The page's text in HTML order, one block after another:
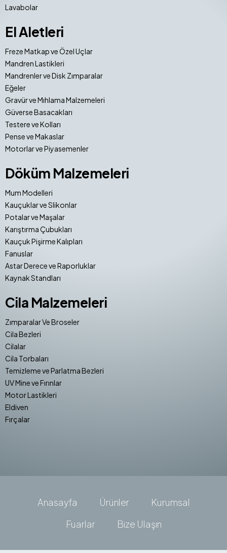
Lavabolar
El Aletleri
Freze Matkap ve Özel Uçlar
Mandren Lastikleri
Mandrenler ve Disk Zımparalar
Eğeler
Gravür ve Mıhlama Malzemeleri
Güverse Basacakları
Testere ve Kolları
Pense ve Makaslar
Motorlar ve Piyasemenler
Döküm Malzemeleri
Mum Modelleri
Kauçuklar ve Slikonlar
Potalar ve Maşalar
Karıştırma Çubukları
Kauçuk Pişirme Kalıpları
Fanuslar
Astar Derece ve Raporluklar
Kaynak Standları
Cila Malzemeleri
Zımparalar Ve Broseler
Cila Bezleri
Cilalar
Cila Torbaları
Temizleme ve Parlatma Bezleri
UV Mine ve Fırınlar
Motor Lastikleri
Eldiven
Fırçalar
Anasayfa Ürünler
Kurumsal
Fuarlar
Bize Ulaşın